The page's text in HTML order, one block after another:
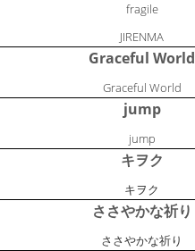
fragile
JIRENMA
Graceful World
Graceful World
jump
jump
キヲク
キヲク
ささやかな祈り
ささやかな祈り